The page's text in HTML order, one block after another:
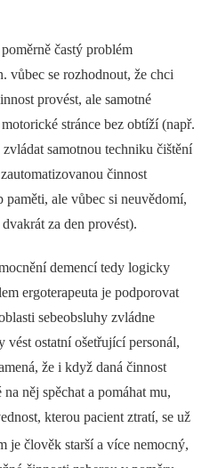
častý problém
vůbec se rozhodnout, že chci
provést, ale samotné
stránce bez obtíží (např.
samotnou techniku čištění
činnost
ale vůbec si neuvědomí,
za den provést).
demencí tedy logicky
ergoterapeuta je podporovat
sebeobsluhy zvládne
ostatní ošetřující personál,
že i když daná činnost
něj spěchat a pomáhat mu,
kterou pacient ztratí, se už
je člověk starší a více nemocný,